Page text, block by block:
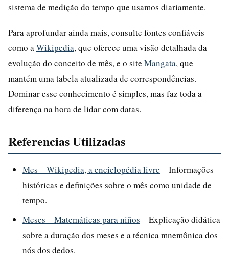
sistema de medição do tempo que usamos diariamente.
Para aprofundar ainda mais, consulte fontes confiáveis
como a Wikipedia, que oferece uma visão detalhada da
evolução do conceito de mês, e o site Mangata, que
mantém uma tabela atualizada de correspondências.
Dominar esse conhecimento é simples, mas faz toda a
diferença na hora de lidar com datas.
Referencias Utilizadas
Mes – Wikipedia, a enciclopédia livre – Informações
históricas e definições sobre o mês como unidade de
tempo.
Meses – Matemáticas para niños – Explicação didática
sobre a duração dos meses e a técnica mnemônica dos
nós dos dedos.